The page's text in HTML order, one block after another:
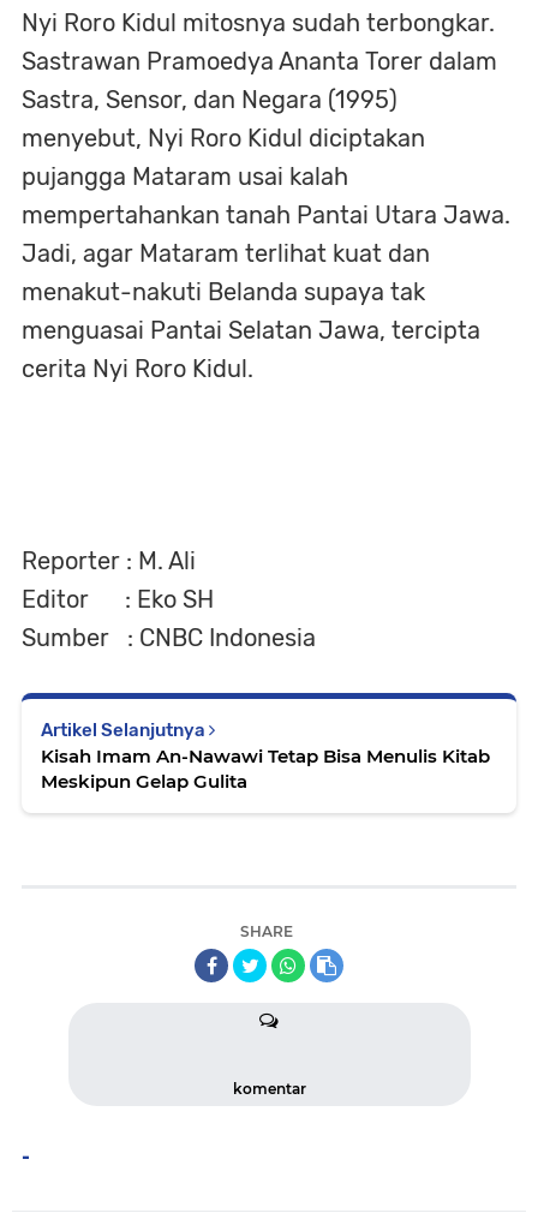
Nyi Roro Kidul mitosnya sudah terbongkar.
Sastrawan Pramoedya Ananta Torer dalam
Sastra, Sensor, dan Negara (1995)
menyebut, Nyi Roro Kidul diciptakan
pujangga Mataram usai kalah
mempertahankan tanah Pantai Utara Jawa.
Jadi, agar Mataram terlihat kuat dan
menakut-nakuti Belanda supaya tak
menguasai Pantai Selatan Jawa, tercipta
cerita Nyi Roro Kidul.
Reporter : M. Ali
Editor : Eko SH
Sumber : CNBC Indonesia
Artikel Selanjutnya
Kisah Imam An-Nawawi Tetap Bisa Menulis Kitab
Meskipun Gelap Gulita
SHARE
komentar
-